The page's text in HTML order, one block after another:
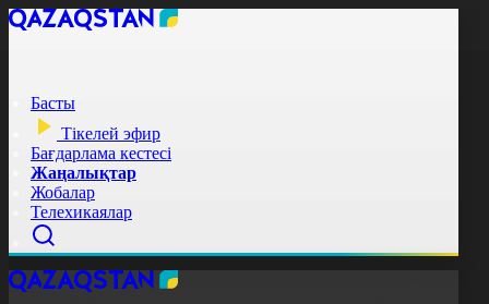
Басты
Тікелей эфир
Бағдарлама кестесі
Жаңалықтар
Жобалар
Телехикаялар